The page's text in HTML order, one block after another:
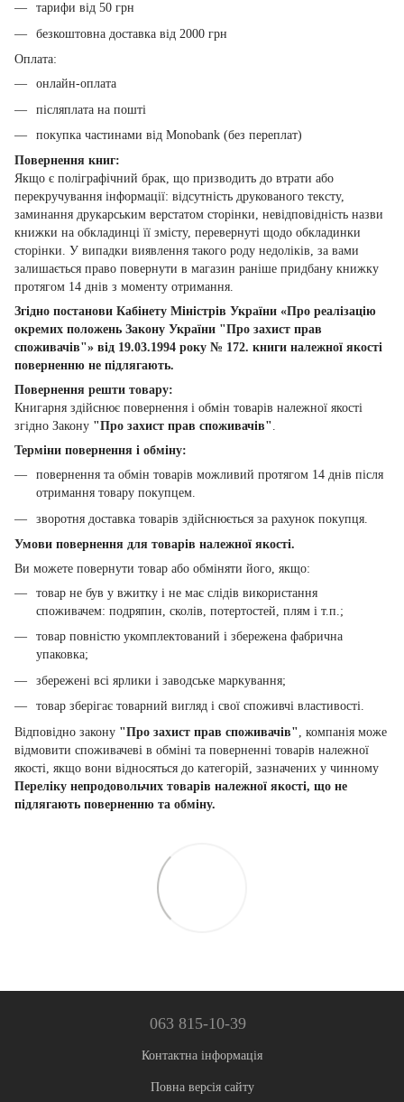
тарифи від 50 грн
безкоштовна доставка від 2000 грн
Оплата:
онлайн-оплата
післяплата на пошті
покупка частинами від Monobank (без переплат)
Повернення книг:
Якщо є поліграфічний брак, що призводить до втрати або
перекручування інформації: відсутність друкованого тексту,
заминання друкарським верстатом сторінки, невідповідність назви
книжки на обкладинці її змісту, перевернуті щодо обкладинки
сторінки. У випадки виявлення такого роду недоліків, за вами
залишається право повернути в магазин раніше придбану книжку
протягом 14 днів з моменту отримання.
Згідно постанови Кабінету Міністрів України «Про реалізацію
окремих положень Закону України "Про захист прав
споживачів"» від 19.03.1994 року № 172. книги належної якості
поверненню не підлягають.
Повернення решти товару:
Книгарня здійснює повернення і обмін товарів належної якості
згідно Закону "Про захист прав споживачів".
Терміни повернення і обміну:
повернення та обмін товарів можливий протягом 14 днів після
отримання товару покупцем.
зворотня доставка товарів здійснюється за рахунок покупця.
Умови повернення для товарів належної якості.
Ви можете повернути товар або обміняти його, якщо:
товар не був у вжитку і не має слідів використання
споживачем: подряпин, сколів, потертостей, плям і т.п.;
товар повністю укомплектований і збережена фабрична
упаковка;
збережені всі ярлики і заводське маркування;
товар зберігає товарний вигляд і свої споживчі властивості.
Відповідно закону "Про захист прав споживачів" , компанія може
відмовити споживачеві в обміні та поверненні товарів належної
якості, якщо вони відносяться до категорій, зазначених у чинному
Переліку непродовольчих товарів належної якості, що не
підлягають поверненню та обміну.
063 815-10-39
Контактна інформація
Повна версія сайту